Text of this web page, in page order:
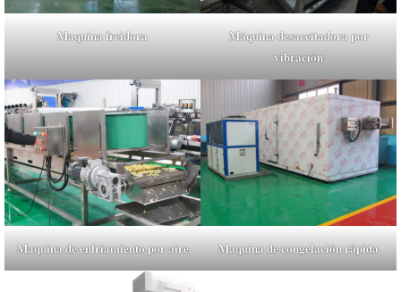
Maquina freidora
Máquina desaceitadora por
vibración
Maquina de enfriamiento por aire Maquina de congelación rápida